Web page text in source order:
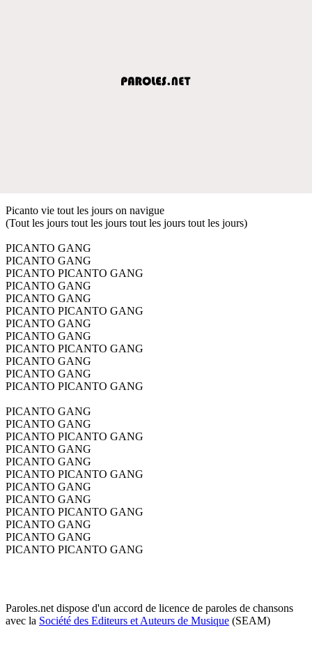
Picanto vie tout les jours on navigue
(Tout les jours tout les jours tout les jours tout les jours)
PICANTO GANG
PICANTO GANG
PICANTO PICANTO GANG
PICANTO GANG
PICANTO GANG
PICANTO PICANTO GANG
PICANTO GANG
PICANTO GANG
PICANTO PICANTO GANG
PICANTO GANG
PICANTO GANG
PICANTO PICANTO GANG
PICANTO GANG
PICANTO GANG
PICANTO PICANTO GANG
PICANTO GANG
PICANTO GANG
PICANTO PICANTO GANG
PICANTO GANG
PICANTO GANG
PICANTO PICANTO GANG
PICANTO GANG
PICANTO GANG
PICANTO PICANTO GANG
Paroles.net dispose d'un accord de licence de paroles de chansons
avec la Société des Editeurs et Auteurs de Musique (SEAM)